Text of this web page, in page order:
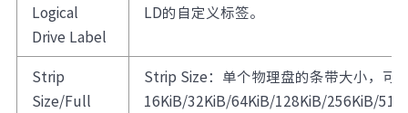
Logical
Drive Label
LD的自定义标签。
Strip
Size/Full
Strip Size：单个物理盘的条带大小，可
16KiB/32KiB/64KiB/128KiB/256KiB/